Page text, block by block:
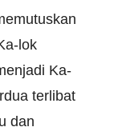
lok
Ka-
terlibat
dan